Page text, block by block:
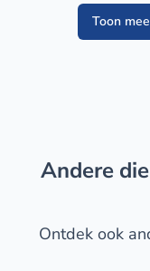
Toon
Andere diensten in Bodegraven-
Ontdek ook